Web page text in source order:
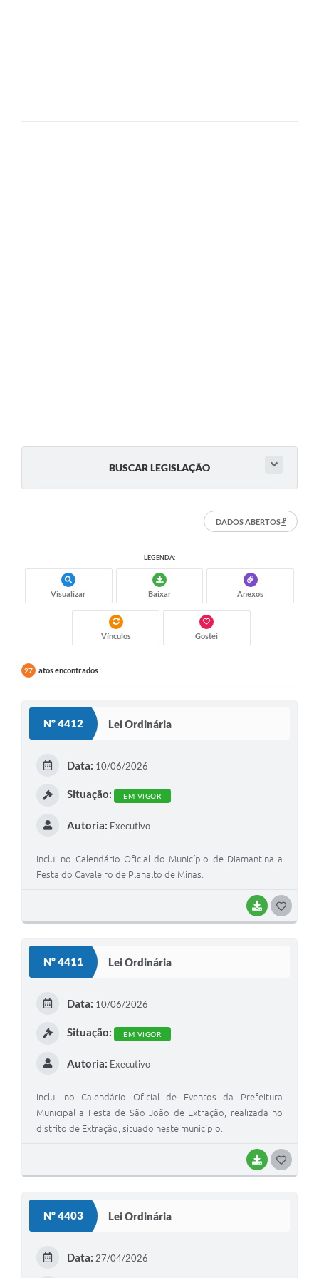
BUSCAR LEGISLAÇÃO
DADOS ABERTOS
LEGENDA:
Visualizar Baixar Anexos
Vínculos Gostei
27 atos encontrados
Nº 4412 Lei Ordinária
BAIXAR
Data: 10/06/2026
Situação: EM VIGOR
Autoria: Executivo
Inclui no Calendário Oficial do Município de Diamantina a
Festa do Cavaleiro de Planalto de Minas.
Nº 4411 Lei Ordinária
BAIXAR
Data: 10/06/2026
Situação: EM VIGOR
Autoria: Executivo
Inclui no Calendário Oficial de Eventos da Prefeitura
Municipal a Festa de São João de Extração, realizada no
distrito de Extração, situado neste município.
Nº 4403 Lei Ordinária
Data: 27/04/2026